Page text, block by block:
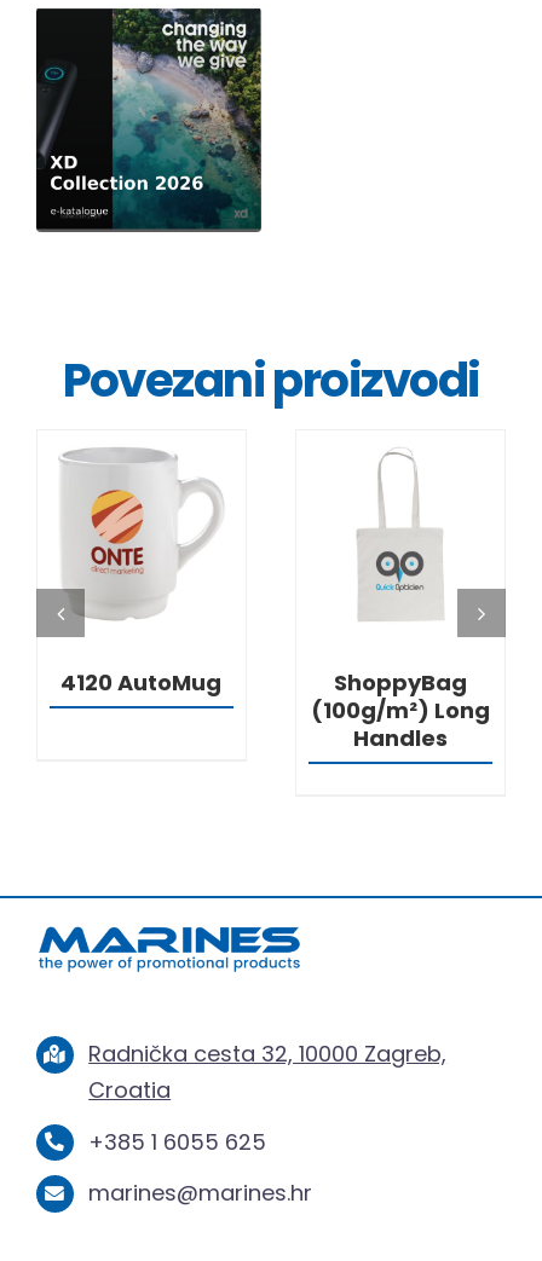
Povezani proizvodi
DETALJI
4120 AutoMug
ShoppyBag
(100g/m²) Long
Handles
Radnička cesta 32, 10000 Zagreb,
Croatia
+385 1 6055 625
marines@marines.hr